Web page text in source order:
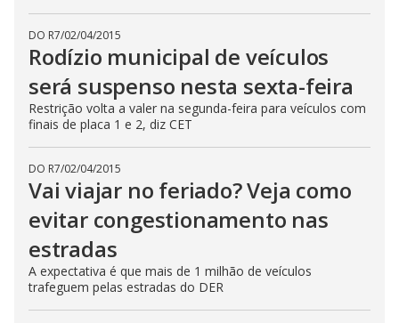
DO R7/02/04/2015
Rodízio municipal de veículos
será suspenso nesta sexta-feira
Restrição volta a valer na segunda-feira para veículos com
finais de placa 1 e 2, diz CET
DO R7/02/04/2015
Vai viajar no feriado? Veja como
evitar congestionamento nas
estradas
A expectativa é que mais de 1 milhão de veículos
trafeguem pelas estradas do DER